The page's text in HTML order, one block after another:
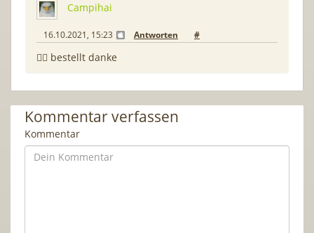
Campihai
16.10.2021, 15:23 Antworten #
👍🏻 bestellt danke
Kommentar verfassen
Kommentar